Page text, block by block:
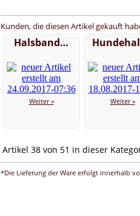
Kunden, die diesen Artikel gekauft
Halsband…
Weiter » Weiter »
Artikel 38 von 51 in dieser
*Die Lieferung der Ware erfolgt innerhalb